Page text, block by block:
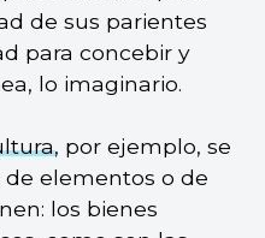
de sus parientes
para concebir y
lo imaginario.
, por ejemplo, se
elementos o de
los bienes